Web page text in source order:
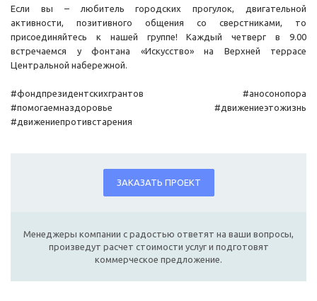
Если вы – любитель городских прогулок, двигательной
активности, позитивного общения со сверстниками, то
присоединяйтесь к нашей группе! Каждый четверг в 9.00
встречаемся у фонтана «Искусство» на Верхней террасе
Центральной набережной.
#фондпрезидентскихгрантов #аносонопора
#помогаемназдоровье #движениеэтожизнь
#движениепротивстарения
ЗАКАЗАТЬ ПРОЕКТ
Менеджеры компании с радостью ответят на ваши вопросы,
произведут расчет стоимости услуг и подготовят
коммерческое предложение.